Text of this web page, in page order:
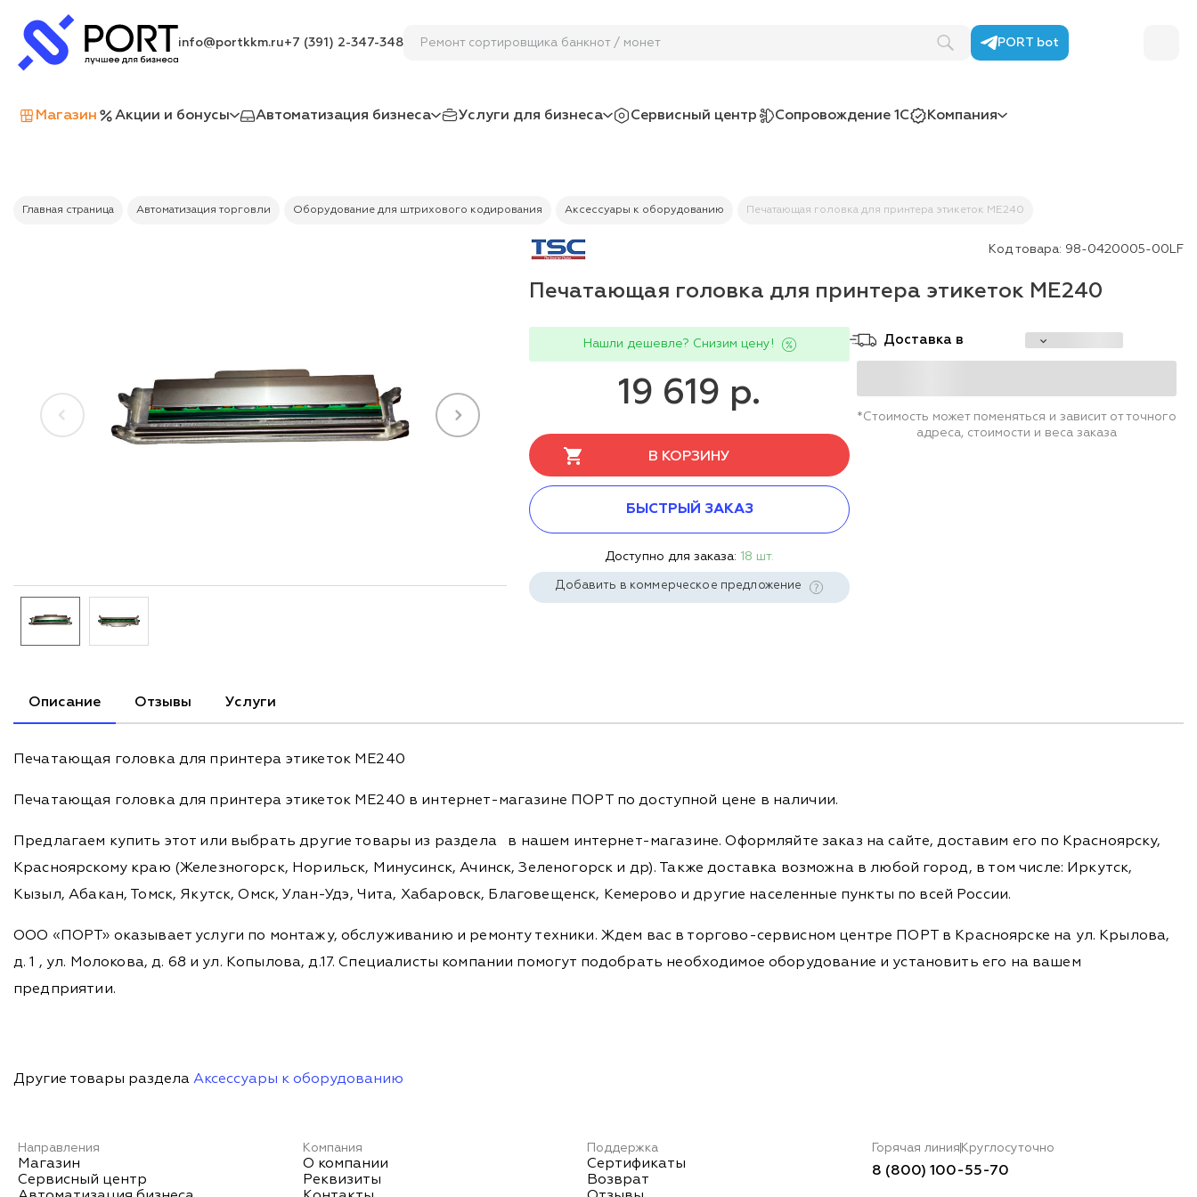
info@portkkm.ru+7 (391) 2-347-348 Ремонт сортировщика банкнот / PORT bot
Магазин Акции и бонусы Автоматизация бизнеса Услуги для бизнеса Сервисный центр Сопровождение 1С Компания
Главная страница Автоматизация торговли Оборудование для штрихового кодирования Аксессуары к оборудованию Печатающая головка для принтера этикеток ME240
Код товара: 98-0420005-00LF
Печатающая головка для принтера этикеток ME240
Нашли дешевле? Снизим цену!
19 619 р.
В КОРЗИНУ
БЫСТРЫЙ ЗАКАЗ
Доступно для заказа: 18 шт.
Добавить в коммерческое предложение
Доставка в
*Стоимость может поменяться и зависит от точного
адреса, стоимости и веса заказа
Описание Отзывы Услуги
Печатающая головка для принтера этикеток ME240
Печатающая головка для принтера этикеток ME240 в интернет-магазине ПОРТ по доступной цене в наличии.
Предлагаем купить этот или выбрать другие товары из раздела
в нашем интернет-магазине. Оформляйте заказ на сайте, доставим его по Красноярску,
Красноярскому краю (Железногорск, Норильск, Минусинск, Ачинск, Зеленогорск и др). Также доставка возможна в любой город, в том числе: Иркутск,
Кызыл, Абакан, Томск, Якутск, Омск, Улан-Удэ, Чита, Хабаровск, Благовещенск, Кемерово и другие населенные пункты по всей России.
ООО «ПОРТ» оказывает услуги по монтажу, обслуживанию и ремонту техники. Ждем вас в торгово-сервисном центре ПОРТ в Красноярске на ул. Крылова,
д. 1 , ул. Молокова, д. 68 и ул. Копылова, д.17. Специалисты компании помогут подобрать необходимое оборудование и установить его на вашем
предприятии.
Другие товары раздела Аксессуары к оборудованию
Направления
Магазин
Сервисный центр
Компания
О компании
Реквизиты
Поддержка
Сертификаты
Возврат
Горячая линия Круглосуточно
8 (800) 100-55-70